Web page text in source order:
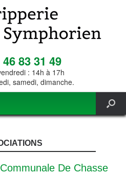
83 31 49
: 14h à 17h
samedi, dimanche.
De Chasse